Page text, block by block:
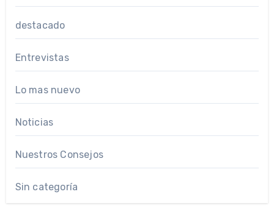
destacado
Entrevistas
Lo mas nuevo
Noticias
Nuestros Consejos
Sin categoría